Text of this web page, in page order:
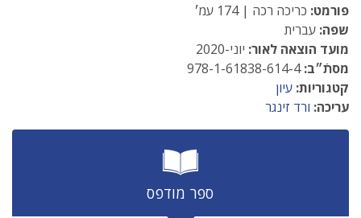
פורמט: כריכה רכה | 174 עמ׳
שפה: עברית
מועד הוצאה לאור: יוני-2020
מסתֿ״ב:978-1-61838-614-4
קטגוריות: עיון
עריכה: ורד זינגר
ספר מודפס